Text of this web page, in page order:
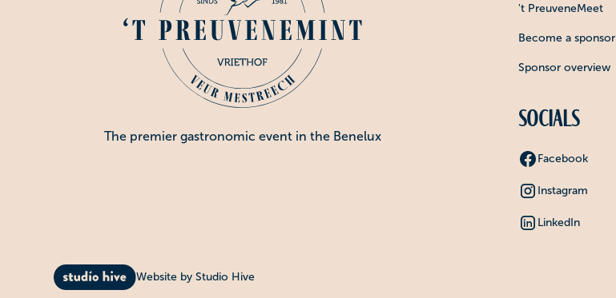
The premier gastronomic event in the Benelux
't PreuveneMeet
Become a sponsor
Sponsor overview
Socials
Facebook
Instagram
LinkedIn
Website by Studio Hive